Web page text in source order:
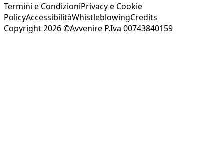
Termini e CondizioniPrivacy e Cookie
PolicyAccessibilitàWhistleblowingCredits
Copyright 2026 ©Avvenire P.Iva 00743840159